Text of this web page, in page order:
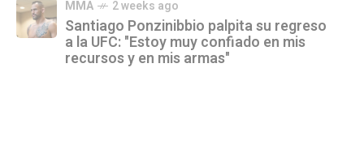
MMA 2 weeks ago
Santiago Ponzinibbio palpita su regreso
a la UFC: "Estoy muy confiado en mis
recursos y en mis armas"